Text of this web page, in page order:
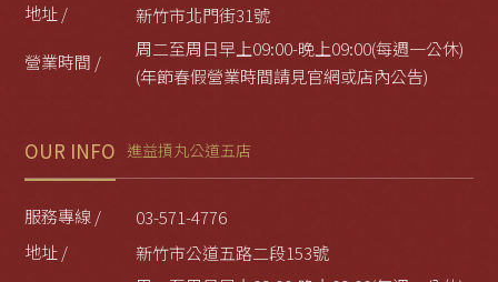
地址 /
新竹市北門街31號
營業時間 /
周二至周日早上09:00-晚上09:00(每週一公休)
(年節春假營業時間請見官網或店內公告)
OUR INFO 進益摃丸公道五店
服務專線 /
03-571-4776
地址 /
新竹市公道五路二段153號